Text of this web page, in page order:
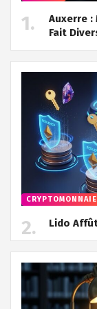
Auxerre :
Fait
CRYPTOMONNAIE
Lido